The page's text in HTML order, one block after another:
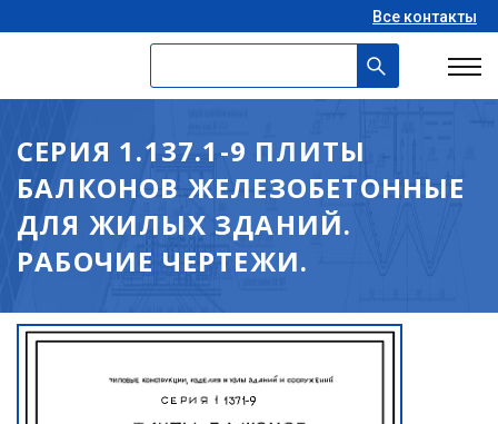
Все контакты
СЕРИЯ 1.137.1-9 ПЛИТЫ
БАЛКОНОВ ЖЕЛЕЗОБЕТОННЫЕ
ДЛЯ ЖИЛЫХ ЗДАНИЙ.
РАБОЧИЕ ЧЕРТЕЖИ.